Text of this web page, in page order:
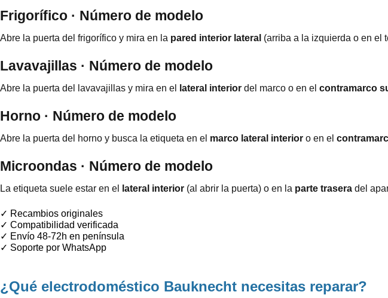
Frigorífico · Número de modelo
Abre la puerta del frigorífico y mira en la pared interior lateral (arriba a la izquierda o en el
Lavavajillas · Número de modelo
Abre la puerta del lavavajillas y mira en el lateral interior del marco o en el contramarco
Horno · Número de modelo
Abre la puerta del horno y busca la etiqueta en el marco lateral interior o en el
Microondas · Número de modelo
La etiqueta suele estar en el lateral interior (al abrir la puerta) o en la parte trasera del
✓ Recambios originales
✓ Compatibilidad verificada
✓ Envío 48-72h en península
✓ Soporte por WhatsApp
¿Qué electrodoméstico Bauknecht necesitas reparar?